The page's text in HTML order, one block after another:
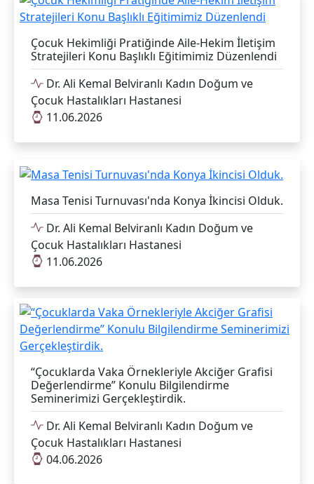
Çocuk Hekimliği Pratiğinde Aile-Hekim İletişim
Stratejileri Konu Başlıklı Eğitimimiz Düzenlendi
Dr. Ali Kemal Belviranlı Kadın Doğum ve
Çocuk Hastalıkları Hastanesi
11.06.2026
Masa Tenisi Turnuvası'nda Konya İkincisi Olduk.
Dr. Ali Kemal Belviranlı Kadın Doğum ve
Çocuk Hastalıkları Hastanesi
11.06.2026
“Çocuklarda Vaka Örnekleriyle Akciğer Grafisi
Değerlendirme” Konulu Bilgilendirme
Seminerimizi Gerçekleştirdik.
Dr. Ali Kemal Belviranlı Kadın Doğum ve
Çocuk Hastalıkları Hastanesi
04.06.2026